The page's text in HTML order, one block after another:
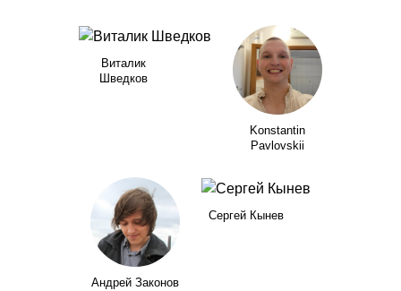
Виталик
Шведков
Konstantin
Pavlovskii
Андрей Законов
Сергей Кынев